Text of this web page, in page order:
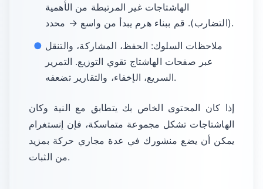
الهاشتاجات غير المرتبطة من الأهمية
(التضارب). قم ببناء هرم يبدأ من واسع → محدد.
ملاحظات السلوك: الحفظ، المشاركة، والتنقل
عبر صفحات الهاشتاج تقوي التوزيع. التمرير
السريع، الإخفاء، والتقارير تضعفه.
إذا كان المحتوى الخاص بك يتطابق مع النية وكان
الهاشتاجات تشكل مجموعة متماسكة، فإن إنستغرام
يمكن أن يضع منشورك في عدة مجاري حركة بمزيد
من الثبات.